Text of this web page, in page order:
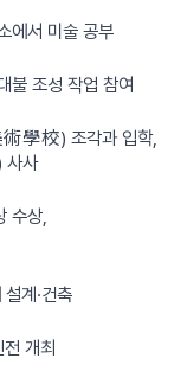
에서 미술 공부
불 조성 작업 참여
學校) 조각과 입학,
사
수상,
계·건축
개최